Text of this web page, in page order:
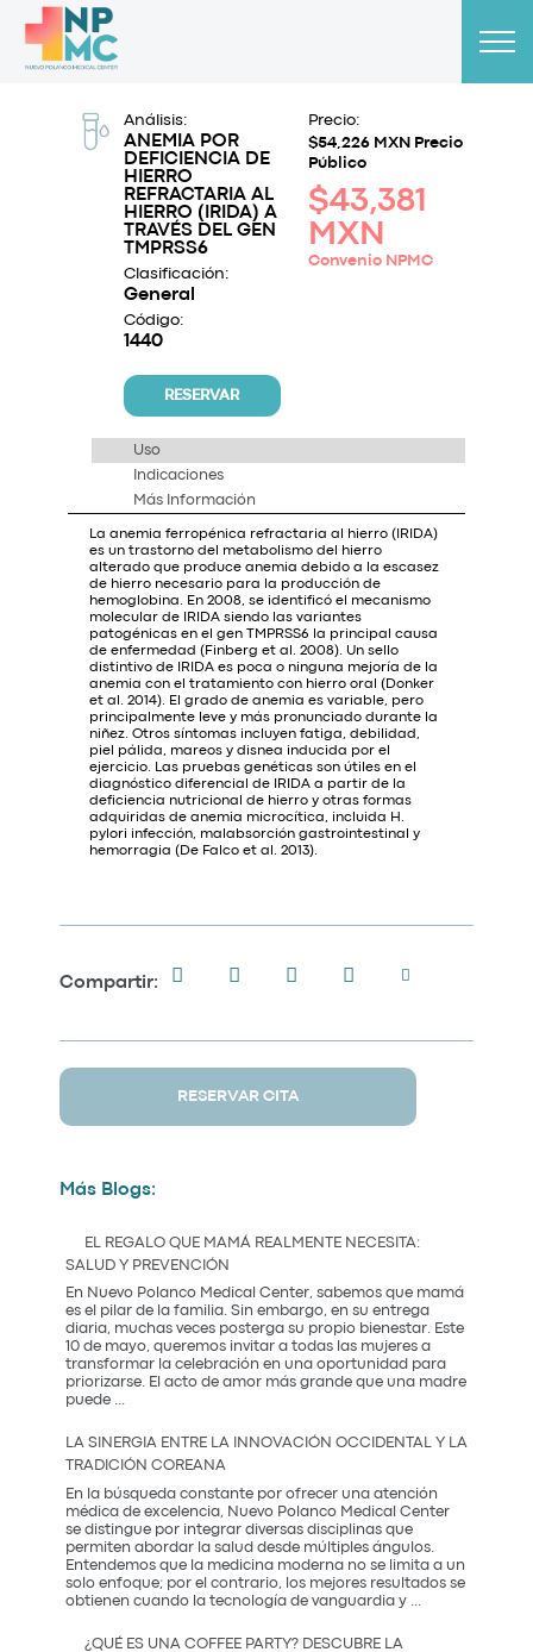
Análisis:
ANEMIA POR
DEFICIENCIA DE
HIERRO
REFRACTARIA AL
HIERRO (IRIDA) A
TRAVÉS DEL GEN
TMPRSS6
Clasificación:
General
Código:
1440
RESERVAR
Precio:
$54,226 MXN Precio
Público
$43,381
MXN
Convenio NPMC
Uso
Indicaciones
Más Información
La anemia ferropénica refractaria al hierro (IRIDA)
es un trastorno del metabolismo del hierro
alterado que produce anemia debido a la escasez
de hierro necesario para la producción de
hemoglobina. En 2008, se identificó el mecanismo
molecular de IRIDA siendo las variantes
patogénicas en el gen TMPRSS6 la principal causa
de enfermedad (Finberg et al. 2008). Un sello
distintivo de IRIDA es poca o ninguna mejoría de la
anemia con el tratamiento con hierro oral (Donker
et al. 2014). El grado de anemia es variable, pero
principalmente leve y más pronunciado durante la
niñez. Otros síntomas incluyen fatiga, debilidad,
piel pálida, mareos y disnea inducida por el
ejercicio. Las pruebas genéticas son útiles en el
diagnóstico diferencial de IRIDA a partir de la
deficiencia nutricional de hierro y otras formas
adquiridas de anemia microcítica, incluida H.
pylori infección, malabsorción gastrointestinal y
hemorragia (De Falco et al. 2013).
Compartir:
RESERVAR CITA
Más Blogs:
EL REGALO QUE MAMÁ REALMENTE NECESITA:
SALUD Y PREVENCIÓN
En Nuevo Polanco Medical Center, sabemos que mamá
es el pilar de la familia. Sin embargo, en su entrega
diaria, muchas veces posterga su propio bienestar. Este
10 de mayo, queremos invitar a todas las mujeres a
transformar la celebración en una oportunidad para
priorizarse. El acto de amor más grande que una madre
puede ...
que
Realmente
Necesita:
Salud
y
Prevención
LA SINERGIA ENTRE LA INNOVACIÓN OCCIDENTAL Y LA
TRADICIÓN COREANA
En la búsqueda constante por ofrecer una atención
médica de excelencia, Nuevo Polanco Medical Center
se distingue por integrar diversas disciplinas que
permiten abordar la salud desde múltiples ángulos.
Entendemos que la medicina moderna no se limita a un
solo enfoque; por el contrario, los mejores resultados se
obtienen cuando la tecnología de vanguardia y
¿QUÉ ES UNA COFFEE PARTY? DESCUBRE LA